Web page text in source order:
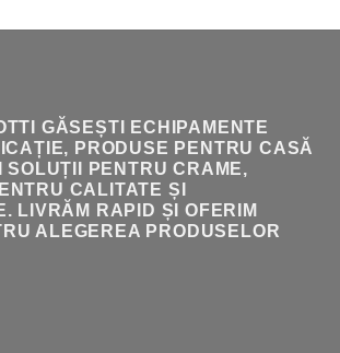
FOST:
222.00 LEI.
GĂSEȘTI ECHIPAMENTE
PRODUSE PENTRU CASĂ
SOLUȚII PENTRU CRAME,
CALITATE ȘI
LIVRĂM RAPID ȘI OFERIM
ALEGEREA PRODUSELOR